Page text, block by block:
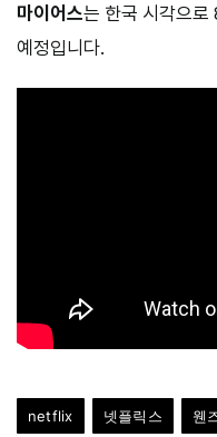
마이어스는 한국 시각으로
예정입니다.
netflix 넷플릭스 웬